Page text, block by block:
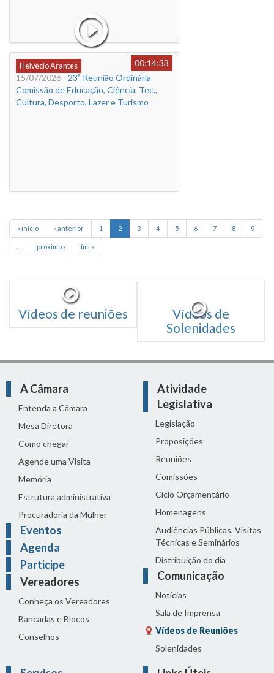
Helvécio Arantes
00:14:33
15/07/2026 - 23ª Reunião Ordinária -
Comissão de Educação, Ciência, Tec.,
Cultura, Desporto, Lazer e Turismo
« início ‹ anterior 1 2 3 4 5 6 7 8 9
próximo › fim »
Vídeos de reuniões
Vídeos de
Solenidades
A Câmara
Entenda a Câmara
Mesa Diretora
Como chegar
Agende uma Visita
Memória
Estrutura administrativa
Procuradoria da Mulher
Eventos
Agenda
Participe
Vereadores
Conheça os Vereadores
Bancadas e Blocos
Conselhos
Atividade
Legislativa
Legislação
Proposições
Reuniões
Comissões
Ciclo Orçamentário
Homenagens
Audiências Públicas, Visitas
Técnicas e Seminários
Distribuição do dia
Comunicação
Notícias
Sala de Imprensa
Vídeos de Reuniões
Solenidades